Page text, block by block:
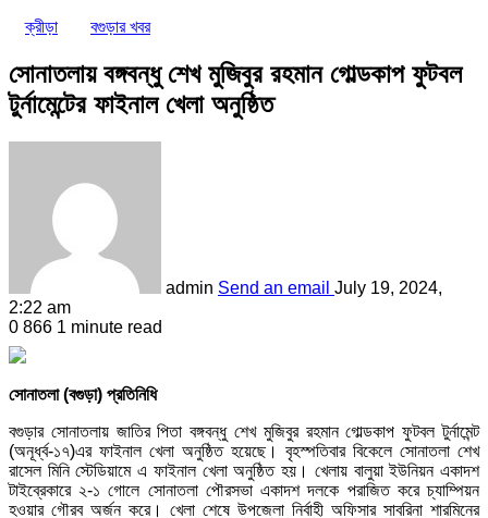
ক্রীড়া
বগুড়ার খবর
সোনাতলায় বঙ্গবন্ধু শেখ মুজিবুর রহমান গোল্ডকাপ ফুটবল
টুর্নামেন্টের ফাইনাল খেলা অনুষ্ঠিত
admin Send an email July 19, 2024,
2:22 am
0 866 1 minute read
সোনাতলা (বগুড়া) প্রতিনিধি
বগুড়ার সোনাতলায় জাতির পিতা বঙ্গবন্ধু শেখ মুজিবুর রহমান গোল্ডকাপ ফুটবল টুর্নামেন্ট
(অনূর্ধ্ব-১৭)এর ফাইনাল খেলা অনুষ্ঠিত হয়েছে। বৃহস্পতিবার বিকেলে সোনাতলা শেখ
রাসেল মিনি স্টেডিয়ামে এ ফাইনাল খেলা অনুষ্ঠিত হয়। খেলায় বালুয়া ইউনিয়ন একাদশ
টাইব্রেকারে ২-১ গোলে সোনাতলা পৌরসভা একাদশ দলকে পরাজিত করে চ্যাম্পিয়ন
হওয়ার গৌরব অর্জন করে। খেলা শেষে উপজেলা নির্বাহী অফিসার সাবরিনা শারমিনের